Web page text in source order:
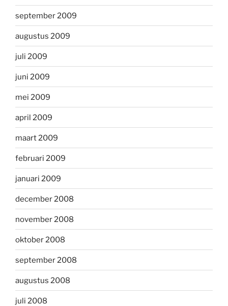
september 2009
augustus 2009
juli 2009
juni 2009
mei 2009
april 2009
maart 2009
februari 2009
januari 2009
december 2008
november 2008
oktober 2008
september 2008
augustus 2008
juli 2008